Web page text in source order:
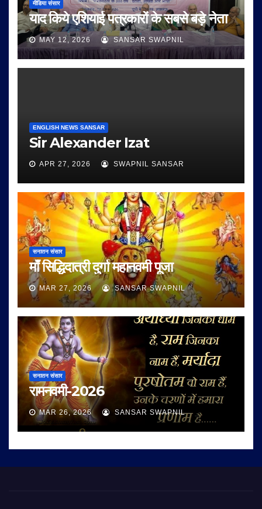
मीडिया संसार
याद किये एशियाई पत्रकारों के सबसे बड़े नेता
MAY 12, 2026 SANSAR SWAPNIL
ENGLISH NEWS SANSAR
Sir Alexander Izat
APR 27, 2026 SWAPNIL SANSAR
सनातन संसार
माँ सिद्धिदात्री दुर्गा महानवमी पूजा
MAR 27, 2026 SANSAR SWAPNIL
सनातन संसार
रामनवमी-2026
MAR 26, 2026 SANSAR SWAPNIL